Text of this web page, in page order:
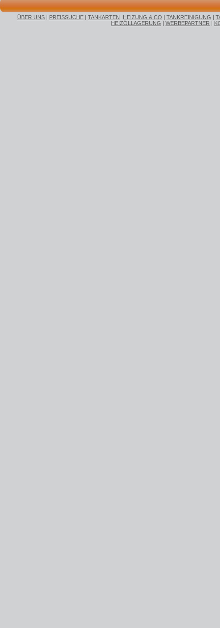
ÜBER UNS | PREISSUCHE | TANKARTEN |HEIZUNG & CO | TANKREINIGUNG |
HEIZÖLLAGERUNG | WERBEPARTNER |